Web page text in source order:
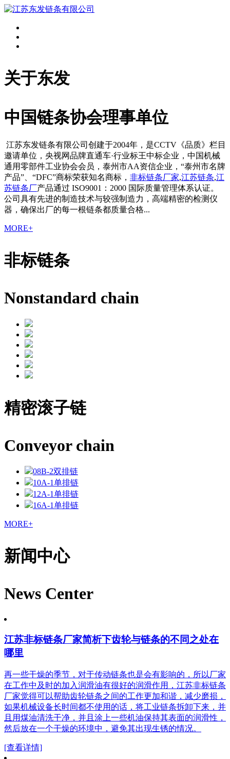
关于东发
中国链条协会理事单位
江苏东发链条有限公司创建于2004年，是CCTV《品质》栏目
邀请单位，央视网品牌直通车·行业标王中标企业，中国机械
通用零部件工业协会会员，泰州市AA资信企业，“泰州市名牌
产品”、“DFC”商标荣获知名商标， 非标链条厂家,江苏链条,江
苏链条厂产品通过 ISO9001：2000 国际质量管理体系认证。
公司具有先进的制造技术与较强制造力，高端精密的检测仪
器，确保出厂的每一根链条都质量合格...
MORE+
非标链条
Nonstandard chain
精密滚子链
Conveyor chain
08B-2双排链
10A-1单排链
12A-1单排链
16A-1单排链
MORE+
新闻中心
News Center
江苏非标链条厂家简析下齿轮与链条的不同之处在
哪里
再一些干燥的季节，对于传动链条也是会有影响的，所以厂家
在工作中及时的加入润滑油有很好的润滑作用，江苏非标链条
厂家觉得可以帮助齿轮链条之间的工作更加和谐，减少磨损，
如果机械设备长时间都不使用的话，将工业链条拆卸下来，并
且用煤油清洗干净，并且涂上一些机油保持其表面的润滑性，
然后放在一个干燥的环境中，避免其出现生锈的情况。
[查看详情]